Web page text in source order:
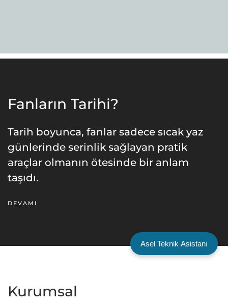
Asel Teknik Asistanı
Fanların Tarihi?
Tarih boyunca, fanlar sadece sıcak yaz
günlerinde serinlik sağlayan pratik
araçlar olmanın ötesinde bir anlam
taşıdı.
DEVAMI
Kurumsal